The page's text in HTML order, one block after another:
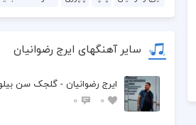
سایر آهنگهای ایرج رضوانیان
ایرج رضوانیان - گلجک سن
0
0